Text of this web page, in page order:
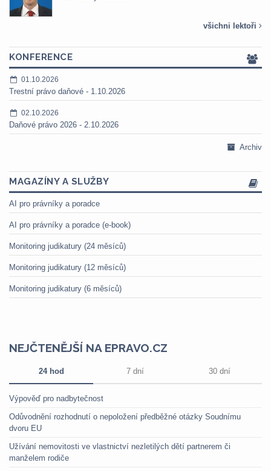
všichni lektoři
KONFERENCE
01.10.2026
Trestní právo daňové - 1.10.2026
02.10.2026
Daňové právo 2026 - 2.10.2026
Archiv
MAGAZÍNY A SLUŽBY
AI pro právníky a poradce
AI pro právníky a poradce (e-book)
Monitoring judikatury (24 měsíců)
Monitoring judikatury (12 měsíců)
Monitoring judikatury (6 měsíců)
NEJČTENĚJŠÍ NA EPRAVO.CZ
24 hod 7 dní 30 dní
Výpověď pro nadbytečnost
Odůvodnění rozhodnutí o nepoložení předběžné otázky Soudnímu
dvoru EU
Užívání nemovitosti ve vlastnictví nezletilých dětí partnerem či
manželem rodiče